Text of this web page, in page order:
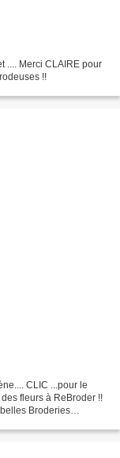
.... Merci CLAIRE pour
!!
CLIC ...pour le
fleurs à ReBroder !!
Broderies